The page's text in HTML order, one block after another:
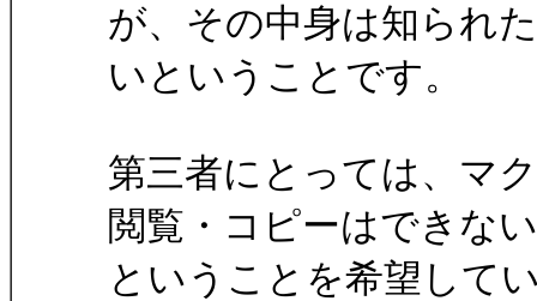
が、その中身は知られ
いということです。
第三者にとっては、マ
閲覧・コピーはできな
ということを希望して